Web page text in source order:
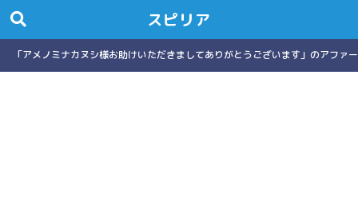
スピリア
「アメノミナカヌシ様お助けいただきましてありがとうございます」のアフ